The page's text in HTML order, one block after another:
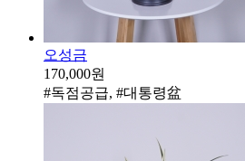
오성금
170,000원
#독점공급, #대통령盆